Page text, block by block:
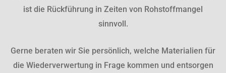
ist die Rückführung in Zeiten von Rohstoffmangel
sinnvoll.
Gerne beraten wir Sie persönlich, welche Materialien für
die Wiederverwertung in Frage kommen und entsorgen